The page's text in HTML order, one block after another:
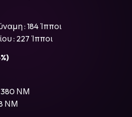
: 184 Ίπποι
: 227 Ίπποι
380 ΝΜ
ΝΜ